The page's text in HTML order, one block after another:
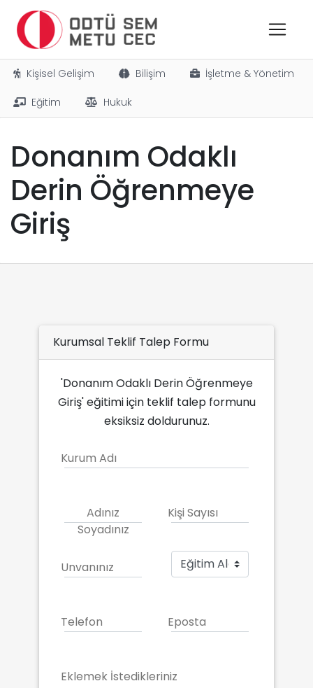
Kişisel Gelişim Bilişim İşletme & Yönetim
Eğitim Hukuk
Donanım Odaklı
Derin Öğrenmeye
Giriş
Kurumsal Teklif Talep Formu
'Donanım Odaklı Derin Öğrenmeye
Giriş' eğitimi için teklif talep formunu
eksiksiz doldurunuz.
Kurum Adı
Adınız
Soyadınız
Kişi Sayısı
Unvanınız
Telefon Eposta
Eklemek İstedikleriniz